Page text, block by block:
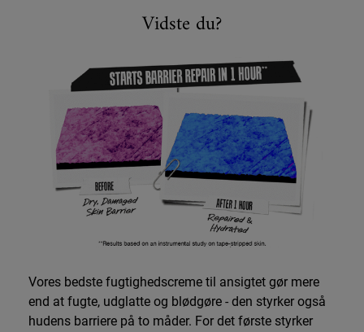
Vidste du?
Vores bedste fugtighedscreme til ansigtet gør mere
end at fugte, udglatte og blødgøre - den styrker også
hudens barriere på to måder. For det første styrker